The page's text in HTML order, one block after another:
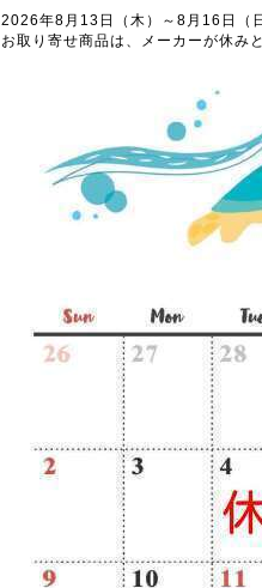
2026年8月13日（木）～8月16日（
お取り寄せ商品は、メーカーが休み